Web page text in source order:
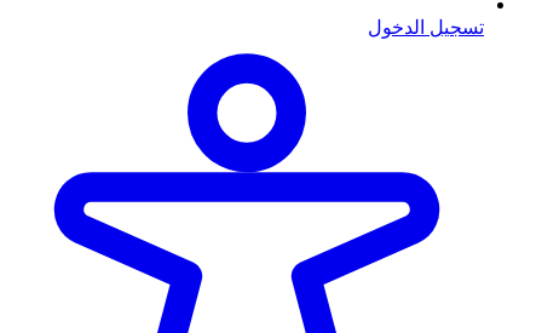
تسجيل الدخول